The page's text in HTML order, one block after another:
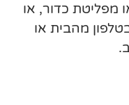
מפליטת כדור, או
מהבית או